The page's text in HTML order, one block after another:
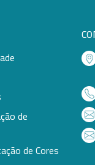
de
de Cores